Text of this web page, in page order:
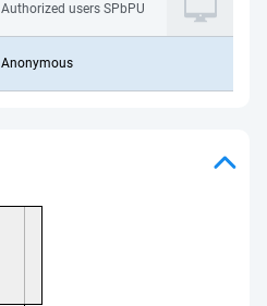
Authorized users SPbPU
Anonymous